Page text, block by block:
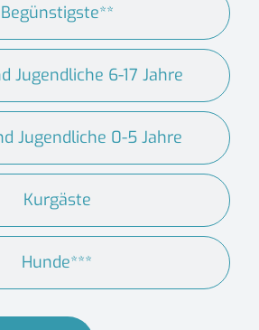
Begünstigste**
Jugendliche 6-17 Jahre
Jugendliche 0-5 Jahre
Kurgäste
Hunde***